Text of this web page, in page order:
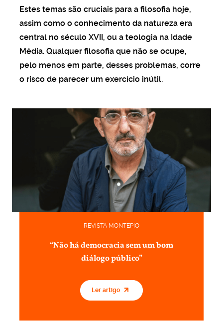
Estes temas são cruciais para a filosofia hoje,
assim como o conhecimento da natureza era
central no século XVII, ou a teologia na Idade
Média. Qualquer filosofia que não se ocupe,
pelo menos em parte, desses problemas, corre
o risco de parecer um exercício inútil.
REVISTA MONTEPIO
“Não há democracia sem um bom
diálogo público”
Ler artigo